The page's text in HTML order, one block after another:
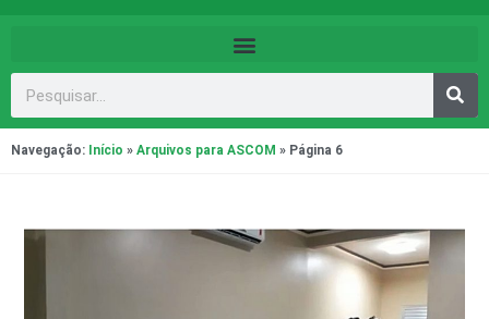
Navegação: Início » Arquivos para ASCOM » Página 6